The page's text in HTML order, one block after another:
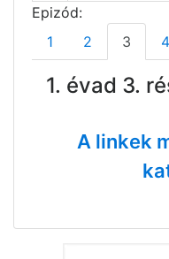
Epizód:
1
2 3 4
1. évad 3.
A linkek